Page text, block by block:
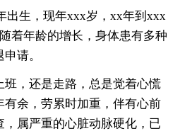
生，现年xxx岁，xx年到xxx
着年龄的增长，身体患有多种
请。
，还是走路，总是觉着心慌
余，劳累时加重，伴有心前
，属严重的心脏动脉硬化，已